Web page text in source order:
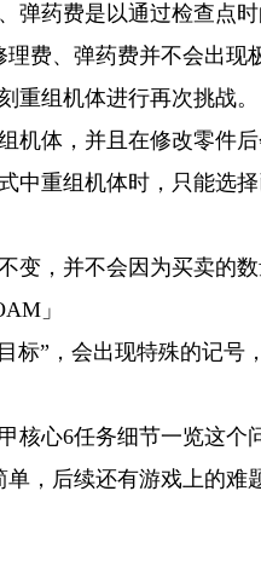
弹药费是以通过检查点
费、弹药费并不会出现
重组机体进行再次挑战。
机体，并且在修改零件后
中重组机体时，只能选
变，并不会因为买卖的
」
标”，会出现特殊的记号
核心6任务细节一览这个
，后续还有游戏上的难